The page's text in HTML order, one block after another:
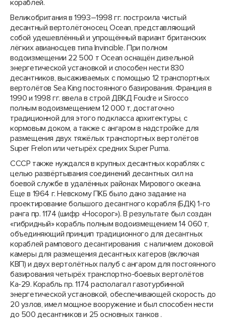
кораблей.
Великобритания в 1993–1998 гг. построила чистый
десантный вертолётоносец Ocean, представляющий
собой удешевлённый и упрощённый вариант британских
лёгких авианосцев типа Invincible. При полном
водоизмещении 22 500 т Ocean оснащён дизельной
энергетической установкой и способен нести 830
десантников, высаживаемых с помощью 12 транспортных
вертолётов Sea King постоянного базирования. Франция в
1990 и 1998 гг. ввела в строй ДВКД Foudre и Sirocco
полным водоизмещением 12 000 т, достаточно
традиционной для этого подкласса архитектуры, с
кормовым доком, а также с ангаром в надстройке для
размещения двух тяжёлых транспортных вертолётов
Super Frelon или четырёх средних Super Puma.
СССР также нуждался в крупных десантных кораблях с
целью развёртывания соединений десантных сил на
боевой службе в удалённых районах Мирового океана.
Еще в 1964 г. Невскому ПКБ было дано задание на
проектирование большого десантного корабля (БДК) 1-го
ранга пр. 1174 (шифр «Носорог»). В результате был создан
«гибридный» корабль полным водоизмещением 14 060 т,
объединяющий принцип традиционного для десантных
кораблей рампового десантирования с наличием доковой
камеры для размещения десантных катеров (включая
КВП) и двух вертолётных палуб с ангаром для постоянного
базирования четырёх транспортно-боевых вертолётов
Ка-29. Корабль пр. 1174 располагал газотурбинной
энергетической установкой, обеспечивающей скорость до
20 узлов, имел мощное вооружение и был способен нести
до 500 десантников и 25 основных танков .